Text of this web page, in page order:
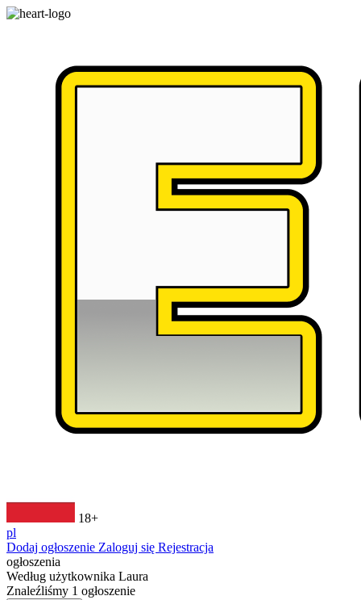
18+
pl
Dodaj ogłoszenie Zaloguj się Rejestracja
ogłoszenia
Według użytkownika Laura
Znaleźliśmy 1 ogłoszenie